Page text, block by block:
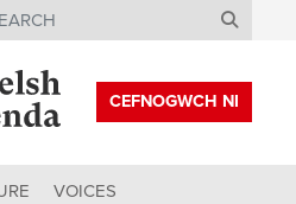
CEFNOGWCH NI
VOICES